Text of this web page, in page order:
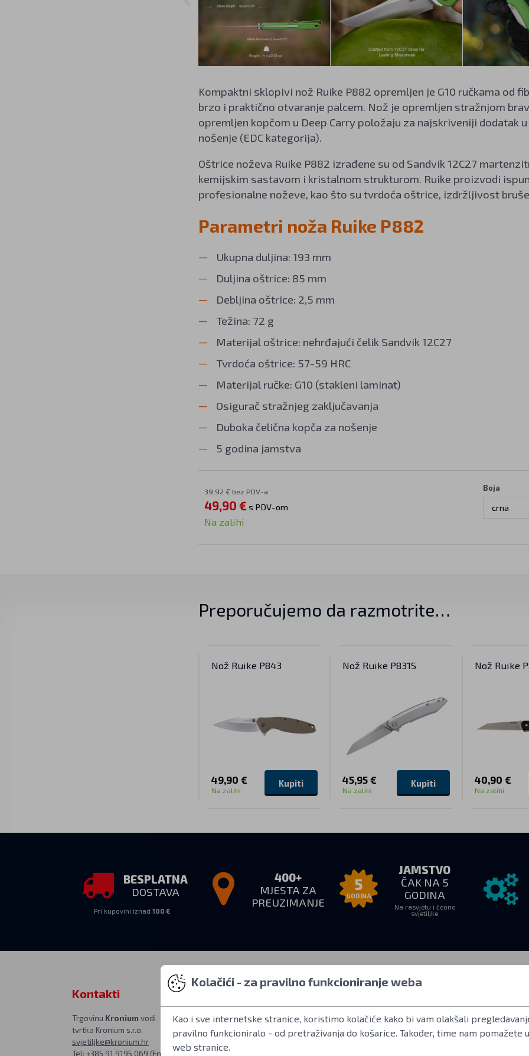
Kompaktni sklopivi nož Ruike P882 opremljen je G10 ručkama od
brzo i praktično otvaranje palcem. Nož je opremljen stražnjom
opremljen kopčom u Deep Carry položaju za najskriveniji dodatak
nošenje (EDC kategorija).
Oštrice noževa Ruike P882 izrađene su od Sandvik 12C27
kemijskim sastavom i kristalnom strukturom. Ruike proizvodi
profesionalne noževe, kao što su tvrdoća oštrice, izdržljivost
Parametri noža Ruike P882
Ukupna duljina: 193 mm
Duljina oštrice: 85 mm
Debljina oštrice: 2,5 mm
Težina: 72 g
Materijal oštrice: nehrđajući čelik Sandvik 12C27
Tvrdoća oštrice: 57-59 HRC
Materijal ručke: G10 (stakleni laminat)
Osigurač stražnjeg zaključavanja
Duboka čelična kopča za nošenje
5 godina jamstva
39,92 € bez PDV-a
49,90 €s PDV-om
Na zalihi
Boja
crna
Preporučujemo da razmotrite…
Nož Ruike P843
49,90 €
Na zalihi
Kupiti
Nož Ruike P831S
45,95 €
Na zalihi
Kupiti
Nož Ruike
40,90 €
Na zalihi
BESPLATNA
DOSTAVA
Pri kupovini iznad100 €
400+
MJESTA ZA
PREUZIMANJE
5
GODINA
JAMSTVO
ČAK NA 5
GODINA
Na rasvjetu i čeone
svjetiljke
Kontakti
Trgovinu Kronium vodi
tvrtka Kronium s.r.o.
svjetiljke@kronium.hr
Tel: +385 91 9195 069 (Engleski)
Osobno preuzimanje
PON–PET 10:00–18:00
u poslovnici na adresi
Rímská 20, Prag 2
Sve o kupovini
Kako kupovat
Uvjeti poslovanja
Korisnički račun
Često
Kolačići - za pravilno funkcioniranje weba
Kao i sve internetske stranice, koristimo kolačiće kako bi vam olakšali
pravilno funkcioniralo - od pretraživanja do košarice. Također, time nam pomažete
web stranice.